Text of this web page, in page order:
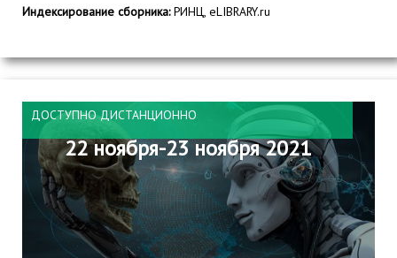
Индексирование сборника:РИНЦ, eLIBRARY.ru
ДОСТУПНО ДИСТАНЦИОННО
22 ноября-23 ноября 2021